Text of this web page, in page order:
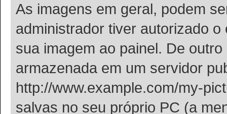
As imagens em geral, podem
administrador tiver autorizado
sua imagem ao painel. De
armazenada em um servidor
http://www.example.com/my-
salvas no seu próprio PC (a